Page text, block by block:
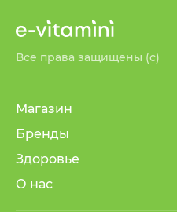
Все права защищены (с)
Магазин
Бренды
Здоровье
О нас